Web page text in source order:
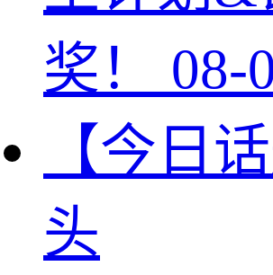
奖！
08-
【今日
头